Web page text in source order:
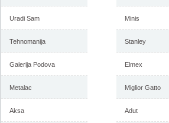
Uradi Sam
Tehnomanija
Galerija Podova
Metalac
Aksa
Minis
Stanley
Elmex
Miglior Gatto
Adut